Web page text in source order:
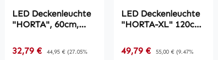
LED Deckenleuchte
"HORTA", 60cm,
Bewegungsmelder,
18W, 1562lm, 4000K
Verkaufspreis:
32,79 € Regulärer Preis:
44,95 € (27.05%
LED Deckenleuchte
"HORTA-XL" 120cm
Bewegungsmelder,
37W, 3602lm, 4000k
Verkaufspreis:
49,79 € Regulärer Preis:
55,00 € (9.47%